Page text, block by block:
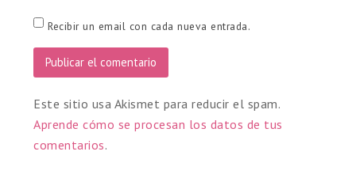
Recibir un email con cada nueva entrada.
Este sitio usa Akismet para reducir el spam.
Aprende cómo se procesan los datos de tus
comentarios.